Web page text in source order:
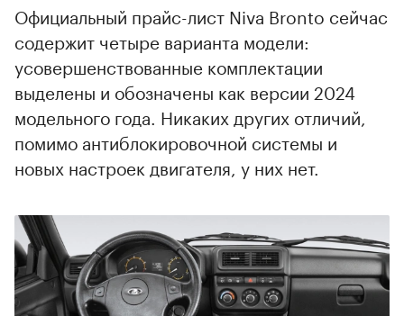
Официальный прайс-лист Niva Bronto сейчас
содержит четыре варианта модели:
усовершенствованные комплектации
выделены и обозначены как версии 2024
модельного года. Никаких других отличий,
помимо антиблокировочной системы и
новых настроек двигателя, у них нет.